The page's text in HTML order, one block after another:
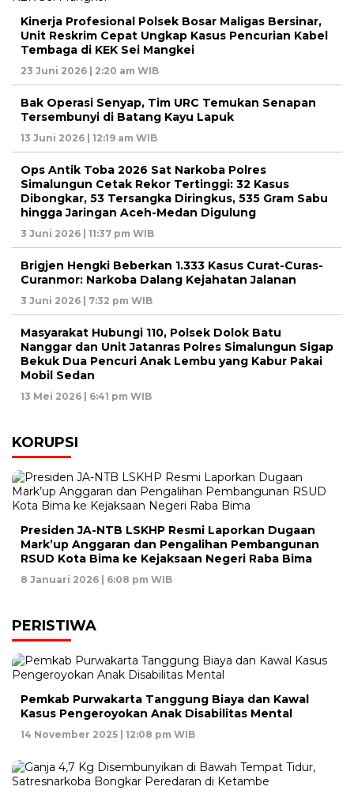
Kinerja Profesional Polsek Bosar Maligas Bersinar,
Unit Reskrim Cepat Ungkap Kasus Pencurian Kabel
Tembaga di KEK Sei Mangkei
23 Juni 2026 | 2:20 am WIB
Bak Operasi Senyap, Tim URC Temukan Senapan
Tersembunyi di Batang Kayu Lapuk
13 Juni 2026 | 12:19 am WIB
Ops Antik Toba 2026 Sat Narkoba Polres
Simalungun Cetak Rekor Tertinggi: 32 Kasus
Dibongkar, 53 Tersangka Diringkus, 535 Gram Sabu
hingga Jaringan Aceh-Medan Digulung
3 Juni 2026 | 11:37 pm WIB
Brigjen Hengki Beberkan 1.333 Kasus Curat-Curas-
Curanmor: Narkoba Dalang Kejahatan Jalanan
3 Juni 2026 | 7:32 pm WIB
Masyarakat Hubungi 110, Polsek Dolok Batu
Nanggar dan Unit Jatanras Polres Simalungun Sigap
Bekuk Dua Pencuri Anak Lembu yang Kabur Pakai
Mobil Sedan
13 Mei 2026 | 6:41 pm WIB
KORUPSI
Presiden JA-NTB LSKHP Resmi Laporkan Dugaan
Mark’up Anggaran dan Pengalihan Pembangunan
RSUD Kota Bima ke Kejaksaan Negeri Raba Bima
8 Januari 2026 | 6:08 pm WIB
PERISTIWA
Pemkab Purwakarta Tanggung Biaya dan Kawal
Kasus Pengeroyokan Anak Disabilitas Mental
14 November 2025 | 12:08 pm WIB